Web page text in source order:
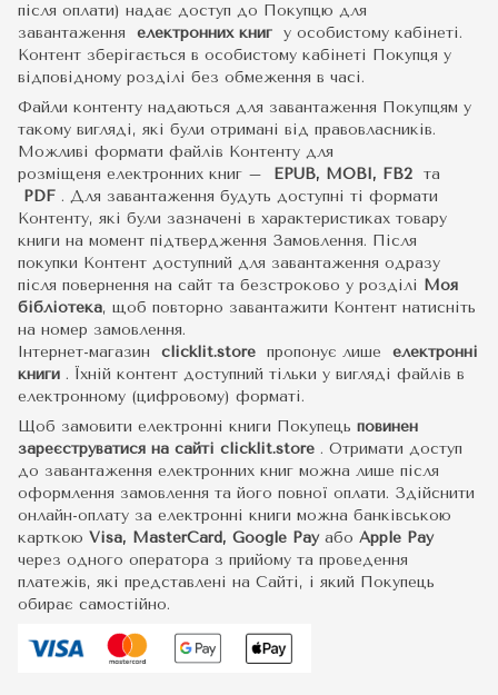
після оплати) надає доступ до Покупцю для
завантаження електронних книг у особистому кабінеті.
Контент зберігається в особистому кабінеті Покупця у
відповідному розділі без обмеження в часі.
Файли контенту надаються для завантаження Покупцям у
такому вигляді, які були отримані від правовласників.
Можливі формати файлів Контенту для
розміщеня електронних книг –
EPUB, MOBI, FB2 та
PDF . Для завантаження будуть доступні ті формати
Контенту, які були зазначені в характеристиках товару
книги на момент підтвердження Замовлення. Після
покупки Контент доступний для завантаження одразу
після повернення на сайт та безстроково у розділі Моя
бібліотека, щоб повторно завантажити Контент натисніть
на номер замовлення.
Інтернет-магазин clicklit.store пропонує лише електронні
книги . Їхній контент доступний тільки у вигляді файлів в
електронному (цифровому) форматі.
Щоб замовити електронні книги Покупець повинен
зареєструватися на сайті clicklit.store . Отримати доступ
до завантаження електронних книг можна лише після
оформлення замовлення та його повної оплати. Здійснити
онлайн-оплату за електронні книги можна банківською
карткою Visa, MasterCard, Google Pay або Apple Pay
через одного оператора з прийому та проведення
платежів, які представлені на Сайті, і який Покупець
обирає самостійно.